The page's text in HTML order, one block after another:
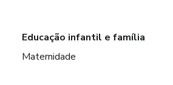
Educação infantil e família
Maternidade